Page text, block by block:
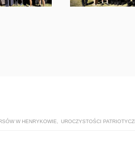
W HENRYKOWIE UROCZYSTOŚCI